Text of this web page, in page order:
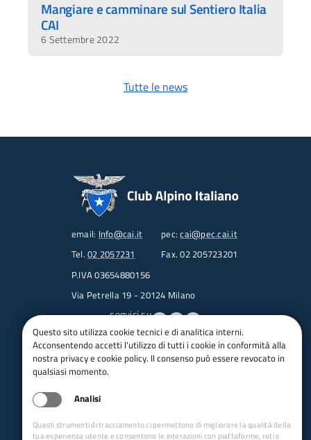
Mangiare e camminare sul Sentiero Italia
CAI
6 Settembre 2022
Tutte le news
email: Info@cai.it pec:cai@pec.cai.it
Tel. 02 2057231
Fax. 02 205723201
P.IVA 03654880156
Via Petrella 19 - 20124 Milano
seguici su
Trasparenza
Amministrazione trasparente
bandi per le sezioni
Questo sito utilizza cookie tecnici e di analitica interni.
Acconsentendo accetti l'utilizzo di tutti i cookie in conformità alla
nostra privacy e cookie policy. Il consenso può essere revocato in
qualsiasi momento.
Analisi
Questi strumenti di tracciamento ci permettono di migliorare la qualità della
tua esperienza utente e consentono le interazioni con piattaforme, reti e